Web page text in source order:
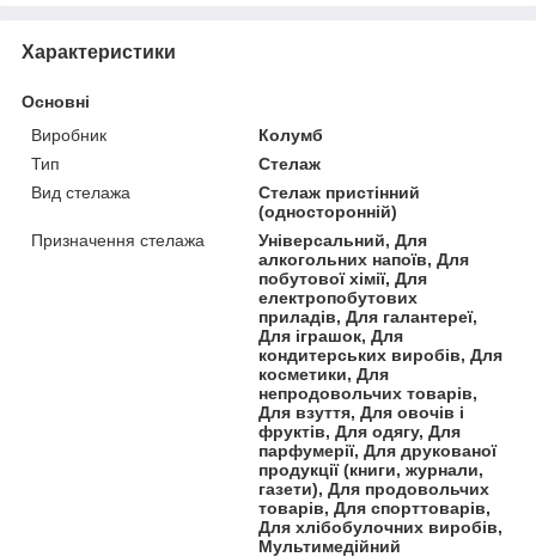
Характеристики
Основні
Виробник
Колумб
Тип
Стелаж
Вид стелажа
Стелаж пристінний
(односторонній)
Призначення стелажа
Універсальний, Для
алкогольних напоїв, Для
побутової хімії, Для
електропобутових
приладів, Для галантереї,
Для іграшок, Для
кондитерських виробів, Для
косметики, Для
непродовольчих товарів,
Для взуття, Для овочів і
фруктів, Для одягу, Для
парфумерії, Для друкованої
продукції (книги, журнали,
газети), Для продовольчих
товарів, Для спорттоварів,
Для хлібобулочних виробів,
Мультимедійний